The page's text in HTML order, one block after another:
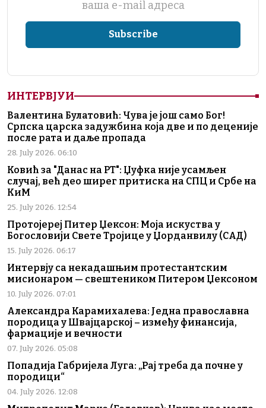
ваша е-mail адреса
ИНТЕРВЈУИ
Валентина Булатовић: Чува је још само Бог!
Српска царска задужбина која две и по деценије
после рата и даље пропада
28. July 2026. 06:10
Ковић за "Данас на РТ": Џуфка није усамљен
случај, већ део ширег притиска на СПЦ и Србе на
КиМ
25. July 2026. 12:54
Протојереј Питер Џексон: Моја искуства у
Богословији Свете Тројице у Џорданвилу (САД)
15. July 2026. 06:17
Интервју са некадашњим протестантским
мисионаром — свештеником Питером Џексоном
10. July 2026. 07:01
Александра Карамихалева: Једна православна
породица у Швајцарској – између финансија,
фармације и вечности
07. July 2026. 05:08
Попадија Габријела Луга: „Рај треба да почне у
породици“
04. July 2026. 12:08